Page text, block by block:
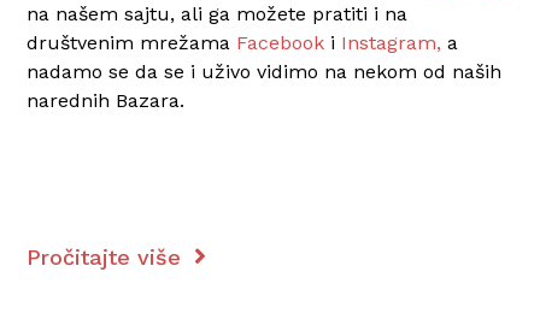
na našem sajtu, ali ga možete pratiti i na
društvenim mrežama Facebook i Instagram, a
nadamo se da se i uživo vidimo na nekom od naših
narednih Bazara.
Pročitajte više